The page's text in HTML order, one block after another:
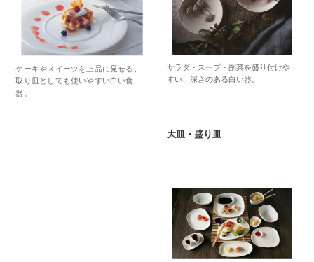
ケーキやスイーツを上品に見せる、
取り皿としても使いやすい白い食
器。
サラダ・スープ・副菜を盛り付けや
すい、深さのある白い器。
大皿・盛り皿